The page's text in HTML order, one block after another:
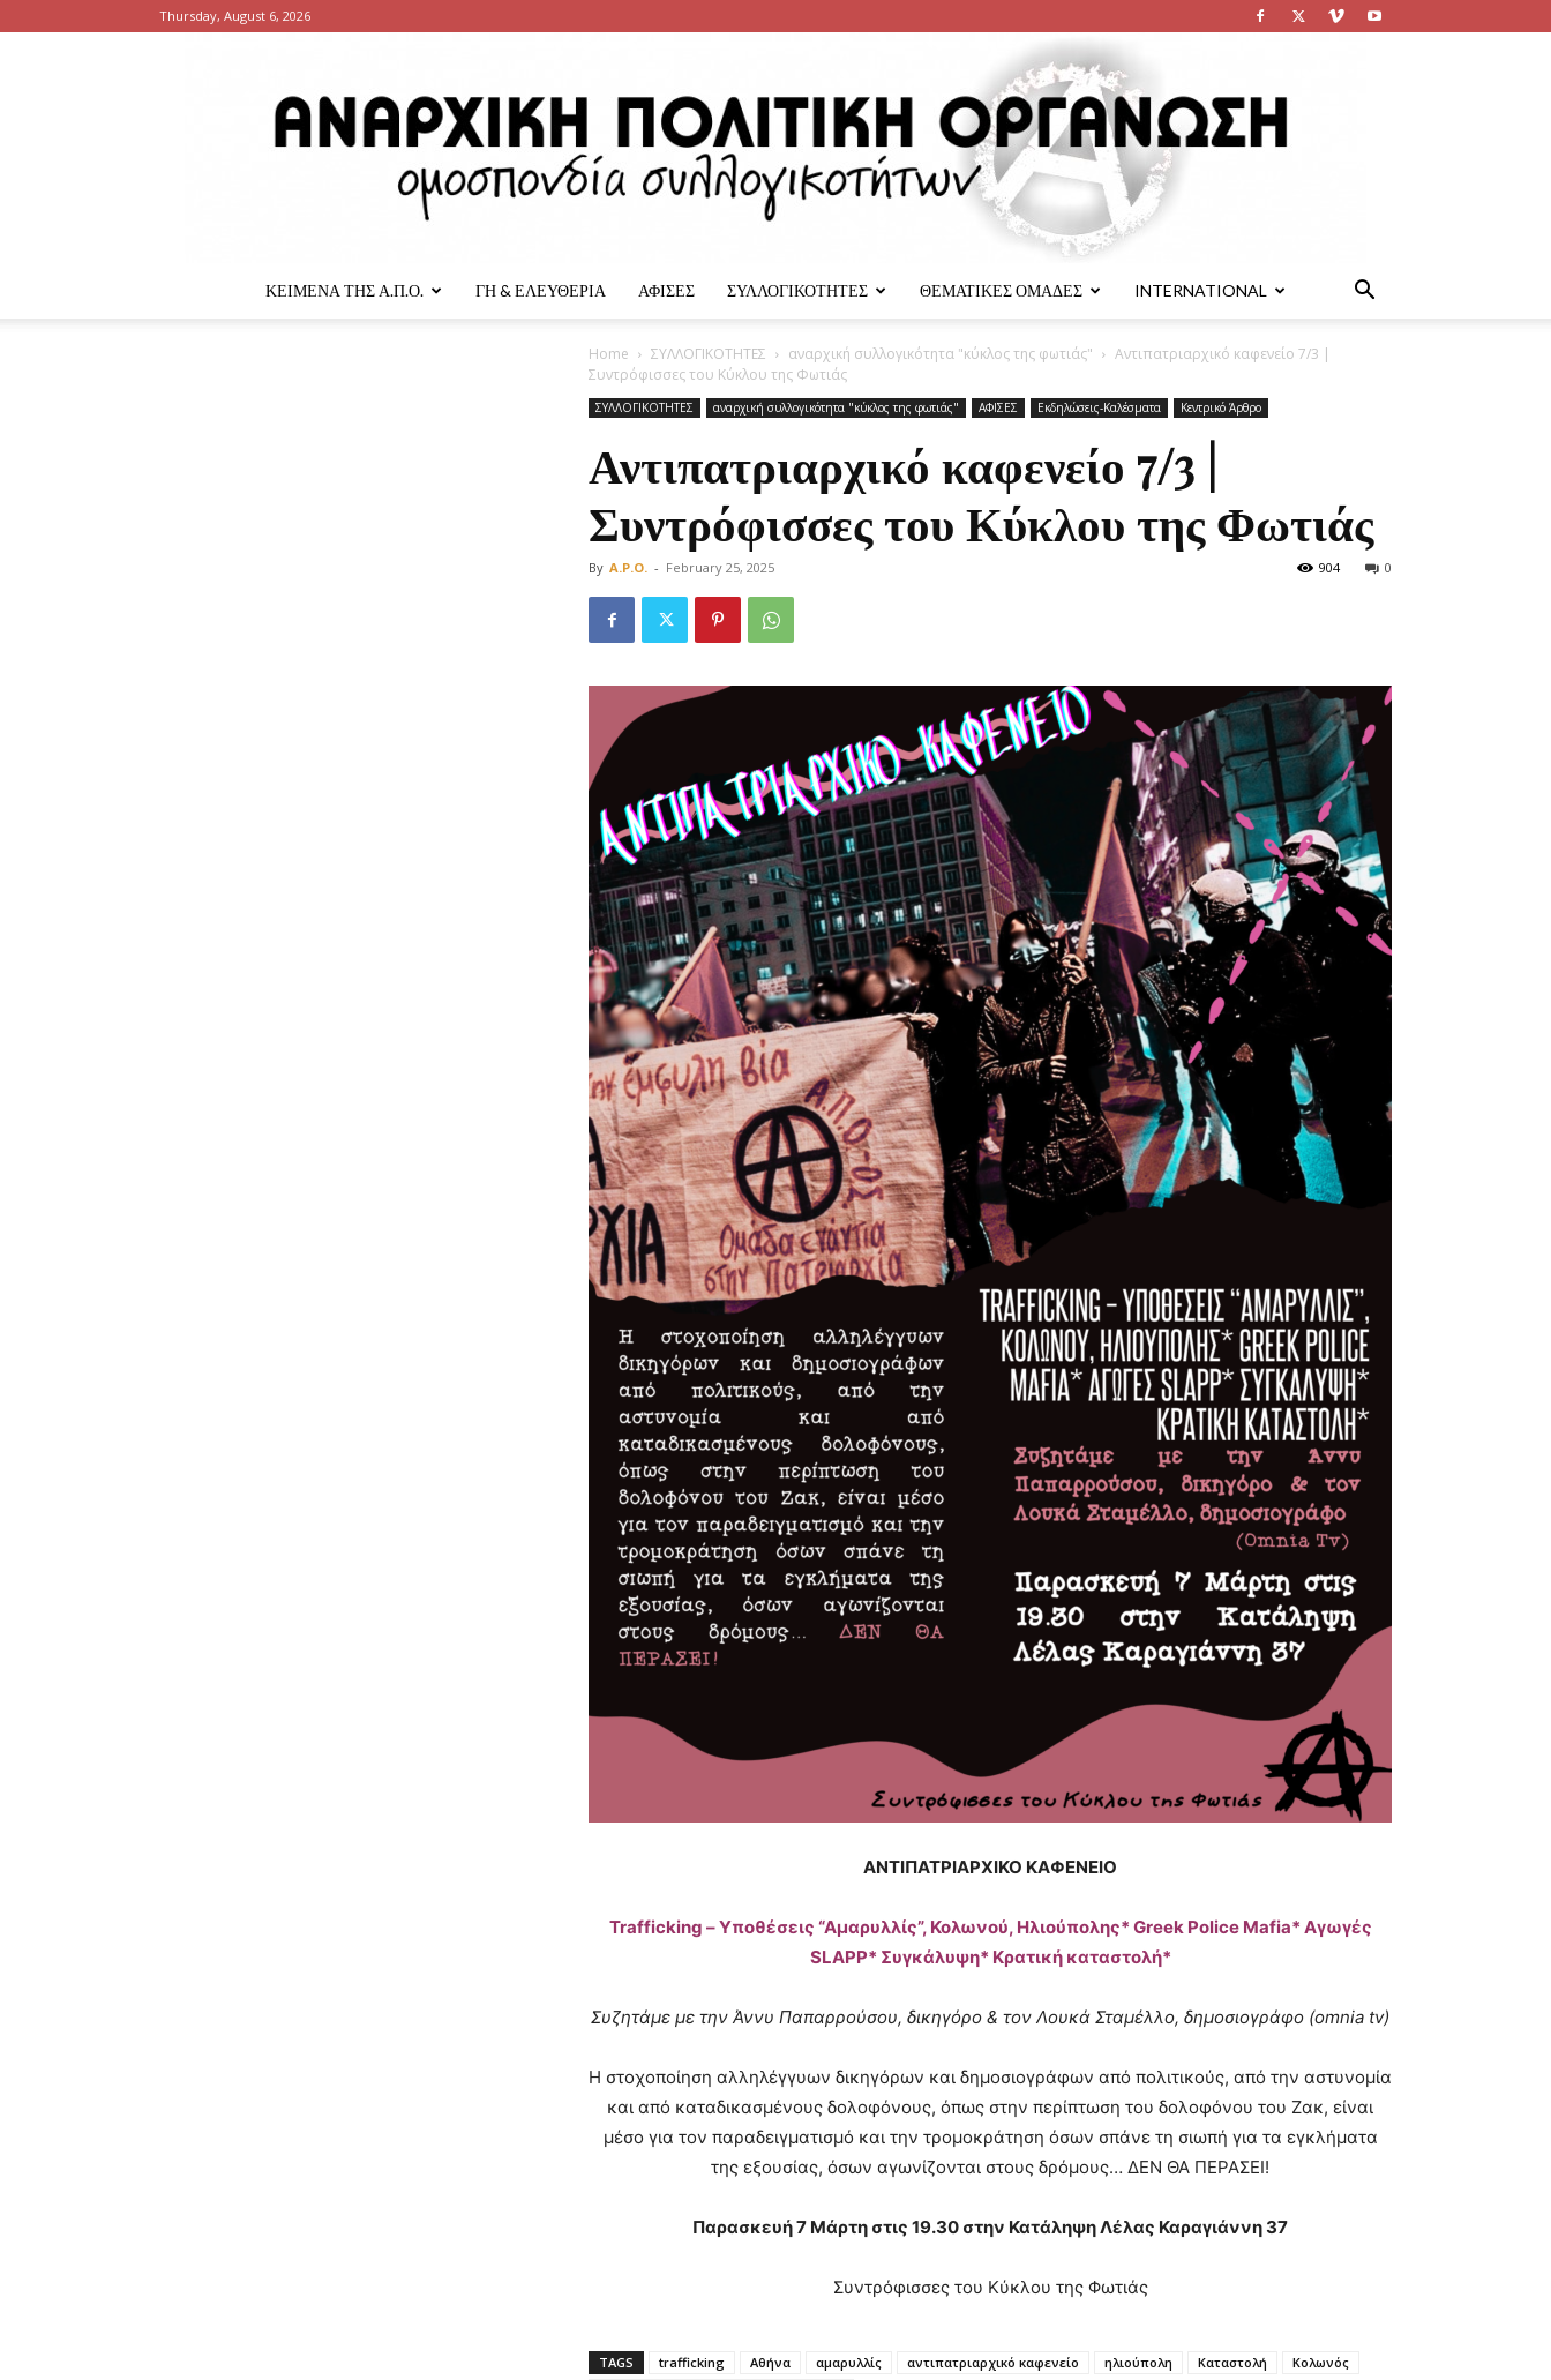
Thursday, August 6, 2026
Πολιτική
Οργάνωση
ΚΕΙΜΕΝΑ ΤΗΣ Α.Π.Ο. ΓΗ & ΕΛΕΥΘΕΡΙΑ ΑΦΙΣΕΣ ΣΥΛΛΟΓΙΚΟΤΗΤΕΣ ΘΕΜΑΤΙΚΕΣ ΟΜΑΔΕΣ INTERNATIONAL
Home ΣΥΛΛΟΓΙΚΟΤΗΤΕΣ αναρχική συλλογικότητα "κύκλος της φωτιάς"
Αντιπατριαρχικό καφενείο 7/3 |
Συντρόφισσες του Κύκλου της Φωτιάς
ΣΥΛΛΟΓΙΚΟΤΗΤΕΣ αναρχική συλλογικότητα "κύκλος της φωτιάς" ΑΦΙΣΕΣ Εκδηλώσεις-Καλέσματα Κεντρικό Άρθρο
Αντιπατριαρχικό καφενείο 7/3 |
Συντρόφισσες του Κύκλου της Φωτιάς
By A.P.O. - February 25, 2025 0
904
ΑΝΤΙΠΑΤΡΙΑΡΧΙΚΟ ΚΑΦΕΝΕΙΟ
Trafficking – Υποθέσεις “Αμαρυλλίς”, Κολωνού, Ηλιούπολης* Greek Police Mafia* Αγωγές
SLAPP* Συγκάλυψη* Κρατική καταστολή*
Συζητάμε με την Άννυ Παπαρρούσου, δικηγόρο & τον Λουκά Σταμέλλο, δημοσιογράφο (omnia tv)
Η στοχοποίηση αλληλέγγυων δικηγόρων και δημοσιογράφων από πολιτικούς, από την αστυνομία
και από καταδικασμένους δολοφόνους, όπως στην περίπτωση του δολοφόνου του Ζακ, είναι
μέσο για τον παραδειγματισμό και την τρομοκράτηση όσων σπάνε τη σιωπή για τα εγκλήματα
της εξουσίας, όσων αγωνίζονται στους δρόμους… ΔΕΝ ΘΑ ΠΕΡΑΣΕΙ!
Παρασκευή 7 Μάρτη στις 19.30 στην Κατάληψη Λέλας Καραγιάννη 37
Συντρόφισσες του Κύκλου της Φωτιάς
TAGS trafficking Αθήνα αμαρυλλίς αντιπατριαρχικό καφενείο ηλιούπολη Καταστολή
Κολωνός